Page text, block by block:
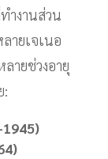
ำงานส่วน
ายเจเนอ
ายช่วงอายุ
: